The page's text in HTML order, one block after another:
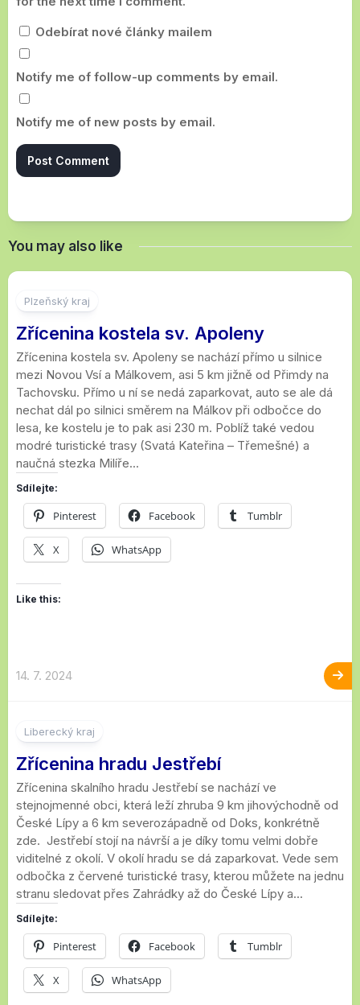
Odebírat nové články mailem
Notify me of follow-up comments by email.
Notify me of new posts by email.
You may also like
Plzeňský kraj
Zřícenina kostela sv. Apoleny
Zřícenina kostela sv. Apoleny se nachází přímo u silnice
mezi Novou Vsí a Málkovem, asi 5 km jižně od Přimdy na
Tachovsku. Přímo u ní se nedá zaparkovat, auto se ale dá
nechat dál po silnici směrem na Málkov při odbočce do
lesa, ke kostelu je to pak asi 230 m. Poblíž také vedou
modré turistické trasy (Svatá Kateřina – Třemešné) a
naučná stezka Milíře...
Sdílejte:
Pinterest Facebook Tumblr
X WhatsApp
Like this:
14. 7. 2024
Liberecký kraj
Zřícenina hradu Jestřebí
Zřícenina skalního hradu Jestřebí se nachází ve
stejnojmenné obci, která leží zhruba 9 km jihovýchodně od
České Lípy a 6 km severozápadně od Doks, konkrétně
zde. Jestřebí stojí na návrší a je díky tomu velmi dobře
viditelné z okolí. V okolí hradu se dá zaparkovat. Vede sem
odbočka z červené turistické trasy, kterou můžete na jednu
stranu sledovat přes Zahrádky až do České Lípy a...
Sdílejte:
Pinterest Facebook Tumblr
X WhatsApp